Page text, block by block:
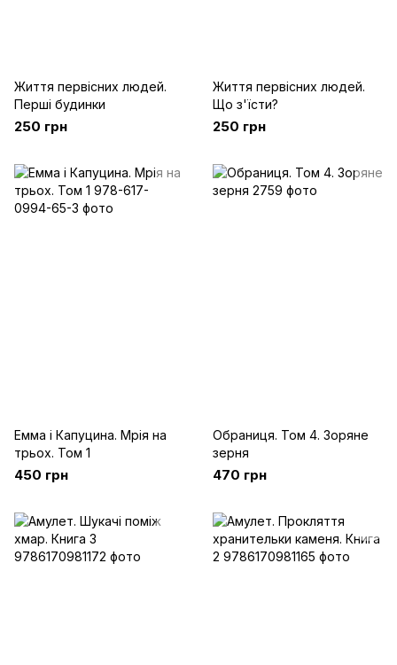
Життя первісних людей.
Перші будинки
250 грн
Життя первісних людей.
Що з'їсти?
250 грн
Емма і Капуцина. Мрія на
трьох. Том 1
450 грн
Обраниця. Том 4. Зоряне
зерня
470 грн